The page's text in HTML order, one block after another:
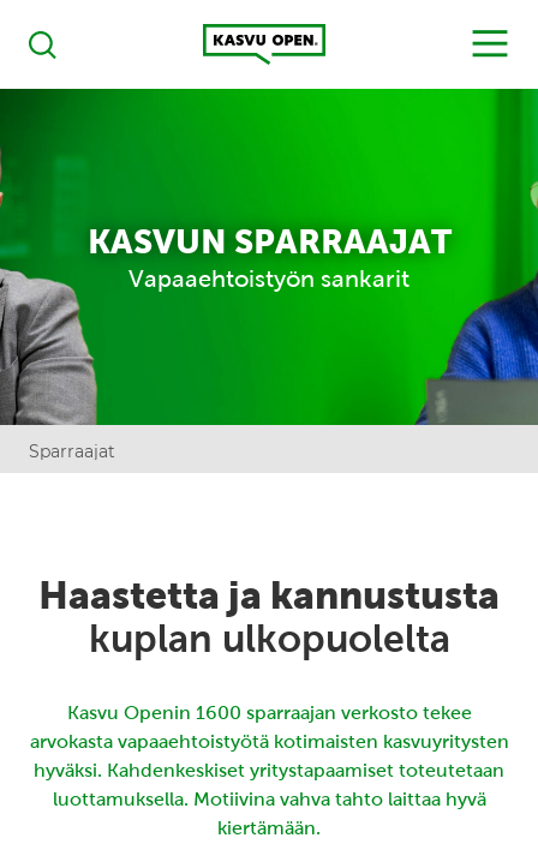
Haku
Kasvu Open
MENU
KASVUN SPARRAAJAT
Vapaaehtoistyön sankarit
Sparraajat
Haastetta ja kannustusta
kuplan ulkopuolelta
Kasvu Openin 1600 sparraajan verkosto tekee
arvokasta vapaaehtoistyötä kotimaisten kasvuyritysten
hyväksi. Kahdenkeskiset yritystapaamiset toteutetaan
luottamuksella. Motiivina vahva tahto laittaa hyvä
kiertämään.